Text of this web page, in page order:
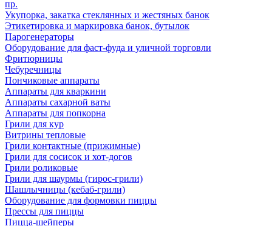
пр.
Укупорка, закатка стеклянных и жестяных банок
Этикетировка и маркировка банок, бутылок
Парогенераторы
Оборудование для фаст-фуда и уличной торговли
Фритюрницы
Чебуречницы
Пончиковые аппараты
Аппараты для кваркини
Аппараты сахарной ваты
Аппараты для попкорна
Грили для кур
Витрины тепловые
Грили контактные (прижимные)
Грили для сосисок и хот-догов
Грили роликовые
Грили для шаурмы (гирос-грили)
Шашлычницы (кебаб-грили)
Оборудование для формовки пиццы
Прессы для пиццы
Пицца-шейперы